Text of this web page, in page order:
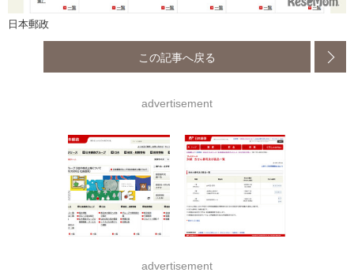
日本郵政
この記事へ戻る
advertisement
advertisement